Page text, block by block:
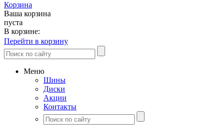
Корзина
Ваша корзина
пуста
В корзине:
Перейти в корзину
Меню
Шины
Диски
Акции
Контакты